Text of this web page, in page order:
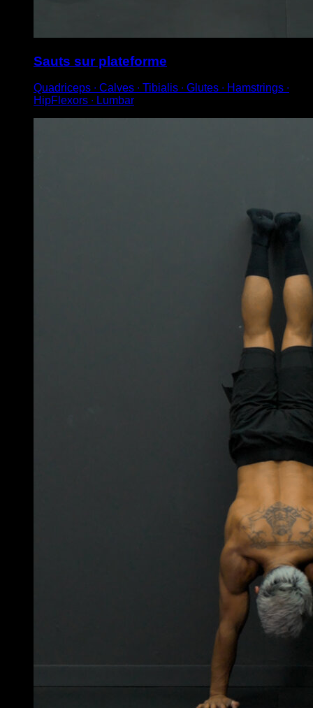
Sauts sur plateforme
Quadriceps ∙ Calves ∙ Tibialis ∙ Glutes ∙ Hamstrings ∙
HipFlexors ∙ Lumbar